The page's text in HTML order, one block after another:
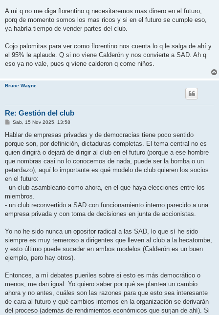
A mi q no me diga florentino q necesitaremos mas dinero en el futuro,
porq de momento somos los mas ricos y si en el futuro se cumple eso,
ya habría tiempo de vender partes del club.
Cojo palomitas para ver como florentino nos cuenta lo q le salga de ahí y
el 95% le aplaude. Q si no viene Calderón y nos convierte a SAD. Ah q
eso ya no vale, pues q viene calderon q come niños.
Bruce Wayne
Re: Gestión del club
M
n
a
j
Sab, 15 Nov 2025, 13:58
Hablar de empresas privadas y de democracias tiene poco sentido
porque son, por definición, dictaduras completas. El tema central no es
quien dirigirá o dejará de dirigir al club en el futuro (porque a ese hombre
que nombras casi no lo conocemos de nada, puede ser la bomba o un
petardazo), aquí lo importante es qué modelo de club quieren los socios
en el futuro:
- un club asambleario como ahora, en el que haya elecciones entre los
miembros.
- un club reconvertido a SAD con funcionamiento interno parecido a una
empresa privada y con toma de decisiones en junta de accionistas.
Yo no he sido nunca un opositor radical a las SAD, lo que sí he sido
siempre es muy temeroso a dirigentes que lleven al club a la hecatombe,
y esto último puede suceder en ambos modelos (Calderón es un buen
ejemplo, pero hay otros).
Entonces, a mí debates pueriles sobre si esto es más democrático o
menos, me dan igual. Yo quiero saber por qué se plantea un cambio
ahora y no antes, cuáles son las razones para que esto sea interesante
de cara al futuro y qué cambios internos en la organización se derivarán
del proceso (además de rendimientos económicos que surjan de ahí). Si